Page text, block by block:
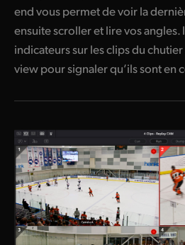
end vous permet de voir la
ensuite scroller et lire vos angles.
indicateurs sur les clips du
view pour signaler qu’ils sont en